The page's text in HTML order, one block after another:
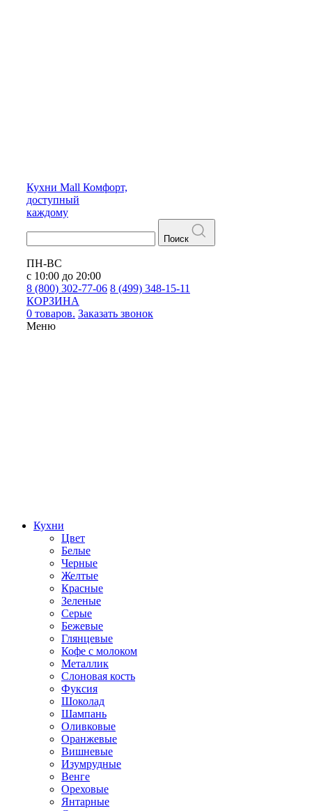
Кухни Mall Комфорт,
доступный
каждому
Поиск
ПН-ВС
с 10:00 до 20:00
8 (800) 302-77-06 8 (499) 348-15-11
КОРЗИНА
0 товаров. Заказать звонок
Меню
Кухни
Цвет
Белые
Черные
Желтые
Красные
Зеленые
Серые
Бежевые
Глянцевые
Кофе с молоком
Металлик
Слоновая кость
Фуксия
Шоколад
Шампань
Оливковые
Оранжевые
Вишневые
Изумрудные
Венге
Ореховые
Янтарные